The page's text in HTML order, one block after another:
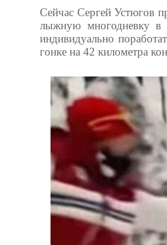
Сейчас Сергей Устюгов
лыжную многодневку в
индивидуально
гонке на 42 километра